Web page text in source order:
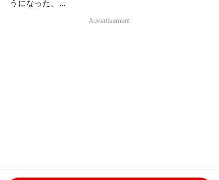
うになった。...
Advertisement